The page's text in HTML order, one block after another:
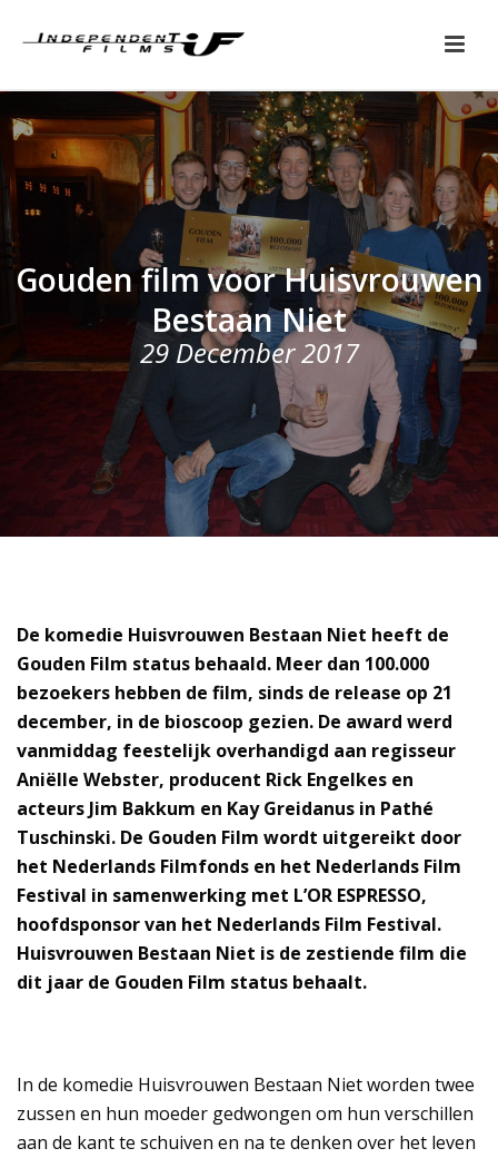
Gouden film voor Huisvrouwen
Bestaan Niet
29 December 2017
De komedie Huisvrouwen Bestaan Niet heeft de
Gouden Film status behaald. Meer dan 100.000
bezoekers hebben de film, sinds de release op 21
december, in de bioscoop gezien. De award werd
vanmiddag feestelijk overhandigd aan regisseur
Aniëlle Webster, producent Rick Engelkes en
acteurs Jim Bakkum en Kay Greidanus in Pathé
Tuschinski. De Gouden Film wordt uitgereikt door
het Nederlands Filmfonds en het Nederlands Film
Festival in samenwerking met L’OR ESPRESSO,
hoofdsponsor van het Nederlands Film Festival.
Huisvrouwen Bestaan Niet is de zestiende film die
dit jaar de Gouden Film status behaalt.
In de komedie Huisvrouwen Bestaan Niet worden twee
zussen en hun moeder gedwongen om hun verschillen
aan de kant te schuiven en na te denken over het leven